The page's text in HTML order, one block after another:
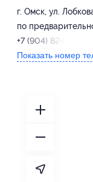
г. Омск, ул.
по
+7 (904) 824-82-74
Показать номер